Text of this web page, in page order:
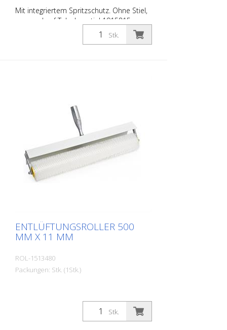
Mit integriertem Spritzschutz. Ohne Stiel,
passend auf Teleskopstiel 1915815.
Stk.
ENTLÜFTUNGSROLLER 500
MM X 11 MM
ROL-1513480
Packungen: Stk. (1Stk.)
Stk.